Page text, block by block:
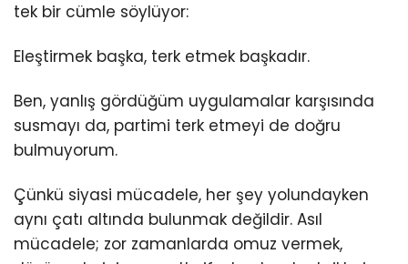
tek bir cümle söylüyor:
Eleştirmek başka, terk etmek başkadır.
Ben, yanlış gördüğüm uygulamalar karşısında
susmayı da, partimi terk etmeyi de doğru
bulmuyorum.
Çünkü siyasi mücadele, her şey yolundayken
aynı çatı altında bulunmak değildir. Asıl
mücadele; zor zamanlarda omuz vermek,